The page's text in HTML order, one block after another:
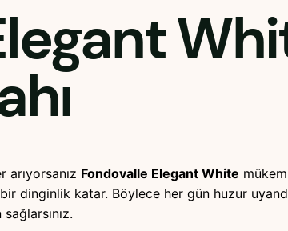
Fondovalle Elegant White
dinginlik katar. Böylece her gün huzur